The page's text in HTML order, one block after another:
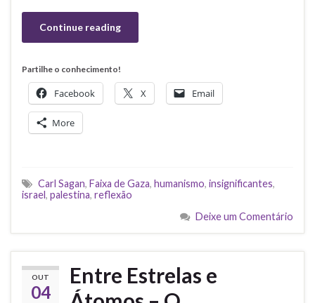
Continue reading
Partilhe o conhecimento!
Facebook X Email
More
Carl Sagan, Faixa de Gaza, humanismo, insignificantes,
israel, palestina, reflexão
Deixe um Comentário
OUT
04
Entre Estrelas e